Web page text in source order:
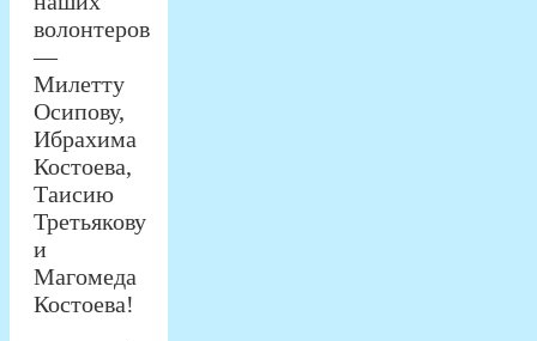
волонтеров
—
Милетту
Осипову,
Ибрахима
Костоева,
Таисию
Третьякову
и
Магомеда
Костоева!